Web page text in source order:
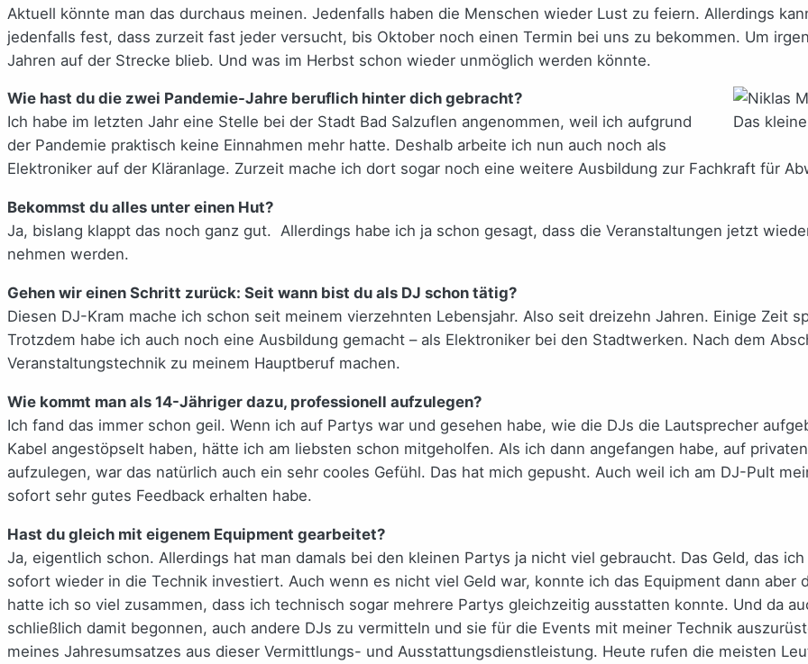
Aktuell könnte man das durchaus meinen. Jedenfalls haben die Menschen wieder Lust zu feiern. Allerdings
jedenfalls fest, dass zurzeit fast jeder versucht, bis Oktober noch einen Termin bei uns zu bekommen. Um
Jahren auf der Strecke blieb. Und was im Herbst schon wieder unmöglich werden könnte.
Das
Wie hast du die zwei Pandemie-Jahre beruflich hinter dich gebracht?
Ich habe im letzten Jahr eine Stelle bei der Stadt Bad Salzuflen angenommen, weil ich aufgrund
der Pandemie praktisch keine Einnahmen mehr hatte. Deshalb arbeite ich nun auch noch als
Elektroniker auf der Kläranlage. Zurzeit mache ich dort sogar noch eine weitere Ausbildung zur Fachkraft für
Bekommst du alles unter einen Hut?
Ja, bislang klappt das noch ganz gut. Allerdings habe ich ja schon gesagt, dass die Veranstaltungen jetzt
nehmen werden.
Gehen wir einen Schritt zurück: Seit wann bist du als DJ schon tätig?
Diesen DJ-Kram mache ich schon seit meinem vierzehnten Lebensjahr. Also seit dreizehn Jahren. Einige Zeit
Trotzdem habe ich auch noch eine Ausbildung gemacht – als Elektroniker bei den Stadtwerken. Nach dem
Veranstaltungstechnik zu meinem Hauptberuf machen.
Wie kommt man als 14-Jähriger dazu, professionell aufzulegen?
Ich fand das immer schon geil. Wenn ich auf Partys war und gesehen habe, wie die DJs die Lautsprecher
Kabel angestöpselt haben, hätte ich am liebsten schon mitgeholfen. Als ich dann angefangen habe, auf
aufzulegen, war das natürlich auch ein sehr cooles Gefühl. Das hat mich gepusht. Auch weil ich am DJ-Pult
sofort sehr gutes Feedback erhalten habe.
Hast du gleich mit eigenem Equipment gearbeitet?
Ja, eigentlich schon. Allerdings hat man damals bei den kleinen Partys ja nicht viel gebraucht. Das Geld, das
sofort wieder in die Technik investiert. Auch wenn es nicht viel Geld war, konnte ich das Equipment dann aber
hatte ich so viel zusammen, dass ich technisch sogar mehrere Partys gleichzeitig ausstatten konnte. Und da
schließlich damit begonnen, auch andere DJs zu vermitteln und sie für die Events mit meiner Technik
meines Jahresumsatzes aus dieser Vermittlungs- und Ausstattungsdienstleistung. Heute rufen die meisten